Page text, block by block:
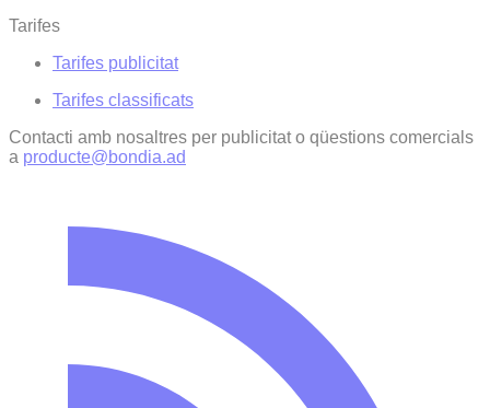
Tarifes
Tarifes publicitat
Tarifes classificats
Contacti amb nosaltres per publicitat o qüestions comercials
a producte@bondia.ad